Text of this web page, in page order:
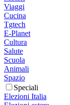
Viaggi
Cucina
Tgtech
E-Planet
Cultura
Salute
Scuola
Animali
Spazio
Speciali
Elezioni Italia